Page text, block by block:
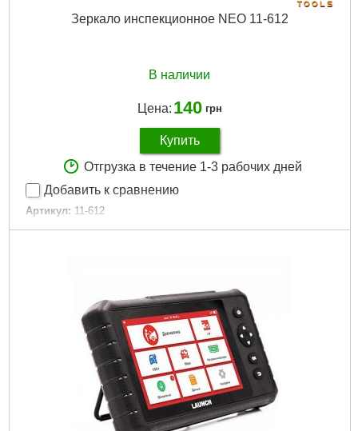
Зеркало инспекционное NEO 11-612
В наличии
Цена: 140 грн
Купить
Отгрузка в течение 1-3 рабочих дней
Добавить к сравнению
Артикул: 11-612
Код товара: 17.42.29
Габариты упаковки: 24x60x15 мм
Вес брутто:
45 г
Подробнее...